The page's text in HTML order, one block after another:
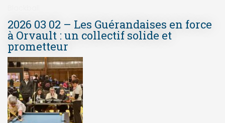
2026 03 02 – Les Guérandaises en force
à Orvault : un collectif solide et
prometteur